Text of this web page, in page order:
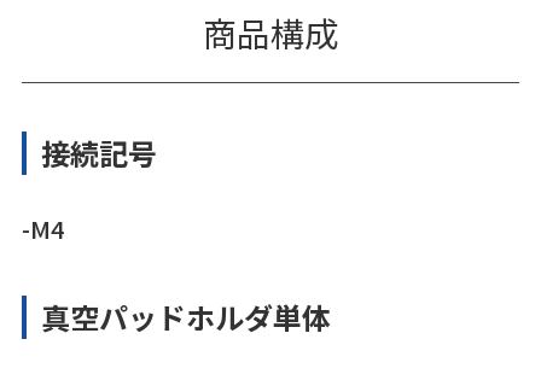
商品構成
接続記号
-M4
真空パッドホルダ単体